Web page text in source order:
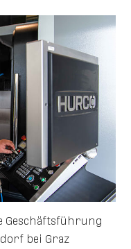
Geschäftsführung
bei Graz